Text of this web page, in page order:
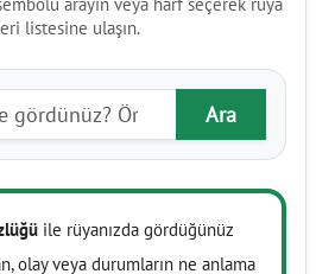
listesine ulaşın.
Ara
ile rüyanızda gördüğünüz
olay veya durumların ne anlama